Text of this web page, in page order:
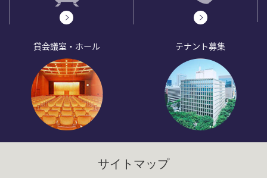
貸会議室・ホール テナント募集
サイトマップ